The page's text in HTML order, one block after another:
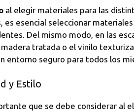
al elegir materiales para las
esencial seleccionar
Del mismo modo, en las
tratada o el vinilo
entorno seguro para todos los
y Estilo
que se debe considerar al